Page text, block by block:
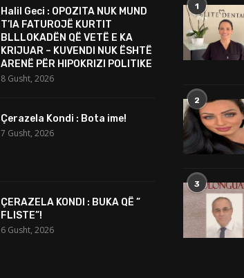
Halil Geci : OPOZITA NUK MUND
T’IA FATUROJË KURTIT
BLLLOKADËN QË VETË E KA
KRIJUAR – KUVENDI NUK ËSHTË
ARENË PËR HIPOKRIZI POLITIKE
8 Gusht, 2026
Çerazela Kondi : Bota ime!
7 Gusht, 2026
ÇERAZELA KONDI : BUKA QË ”
FLISTE”!
6 Gusht, 2026
1
2
3